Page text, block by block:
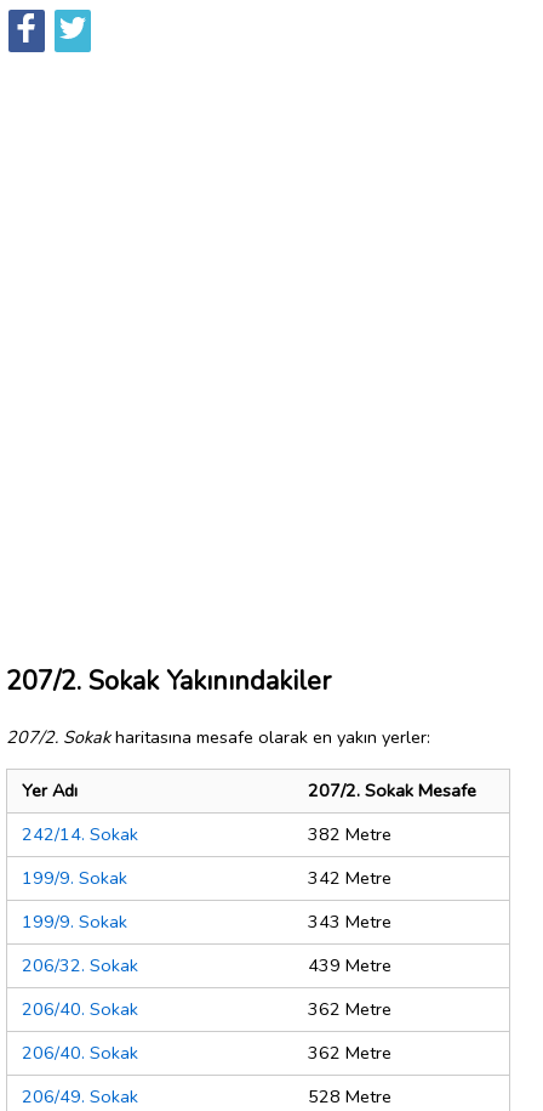
207/2. Sokak Yakınındakiler
207/2. Sokakharitasına mesafe olarak en yakın yerler:
Yer Adı
207/2. Sokak Mesafe
242/14. Sokak
382 Metre
199/9. Sokak
342 Metre
199/9. Sokak
343 Metre
206/32. Sokak
439 Metre
206/40. Sokak
362 Metre
206/40. Sokak
362 Metre
206/49. Sokak
528 Metre